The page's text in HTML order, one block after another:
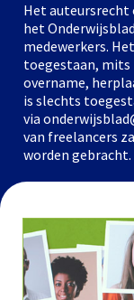
Het auteursrecht
het
medewerkers.
toegestaan, mits
overname,
is slechts
via
van freelancers
worden gebracht.